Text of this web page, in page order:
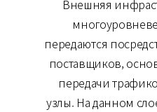
Внешняя
передаются
поставщиков,
передачи
узлы. На данном